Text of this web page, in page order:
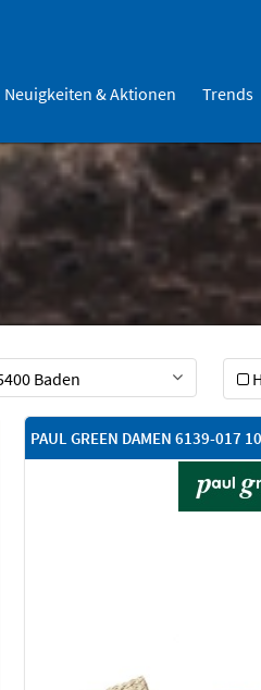
Neuigkeiten & Aktionen Trends
PAUL GREEN DAMEN 6139-017 10